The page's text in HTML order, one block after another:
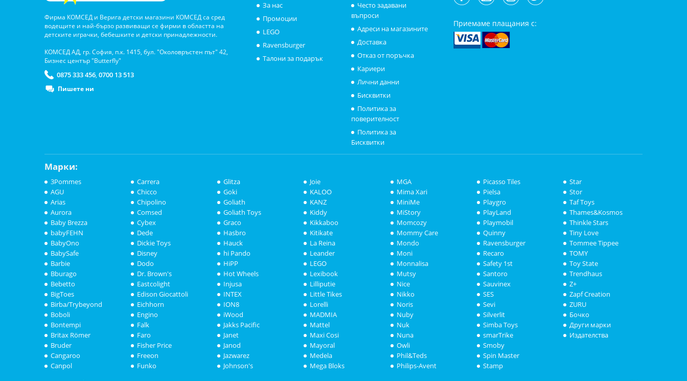
Фирма КОМСЕД и Верига детски магазини КОМСЕД са сред
водещите и най-бързо развиващи се фирми в областта на
детските играчки, бебешките и детски принадлежности.
КОМСЕД АД, гр. София, п.к. 1415, бул. "Околовръстен път" 42,
Бизнес център "Butterfly"
0875 333 456, 0700 13 513
Пишете ни
За нас
Промоции
LEGO
Ravensburger
Талони за подарък
Често задавани
въпроси
Адреси на магазините
Доставка
Отказ от поръчка
Кариери
Лични данни
Бисквитки
Политика за
поверителност
Политика за
Бисквитки
Приемаме плащания с:
Марки:
3Pommes
AGU
Arias
Aurora
Baby Brezza
babyFEHN
BabyOno
BabySafe
Barbie
Bburago
Bebetto
BigToes
Birba/Trybeyond
Boboli
Bontempi
Britax Römer
Bruder
Cangaroo
Canpol
Carrera
Chicco
Chipolino
Comsed
Cybex
Dede
Dickie Toys
Disney
Dodo
Dr. Brown's
Eastcolight
Edison Giocattoli
Eichhorn
Engino
Falk
Faro
Fisher Price
Freeon
Funko
Glitza
Goki
Goliath
Goliath Toys
Graco
Hasbro
Hauck
hi Pando
HiPP
Hot Wheels
Injusa
INTEX
ION8
iWood
Jakks Pacific
Janet
Janod
Jazwarez
Johnson's
Joie
KALOO
KANZ
Kiddy
Kikkaboo
Kitikate
La Reina
Leander
LEGO
Lexibook
Lilliputie
Little Tikes
Lorelli
MADMIA
Mattel
Maxi Cosi
Mayoral
Medela
Mega Bloks
MGA
Mima Xari
MiniMe
MiStory
Momcozy
Mommy Care
Mondo
Moni
Monnalisa
Mutsy
Nice
Nikko
Noris
Nuby
Nuk
Nuna
Owli
Phil&Teds
Philips-Avent
Picasso Tiles
Pielsa
Playgro
PlayLand
Playmobil
Quinny
Ravensburger
Recaro
Safety 1st
Santoro
Sauvinex
SES
Sevi
Silverlit
Simba Toys
smarTrike
Smoby
Spin Master
Stamp
Star
Stor
Taf Toys
Thames&Kosmos
Thinkle Stars
Tiny Love
Tommee Tippee
TOMY
Toy State
Trendhaus
Z+
Zapf Creation
ZURU
Бочко
Други марки
Издателства